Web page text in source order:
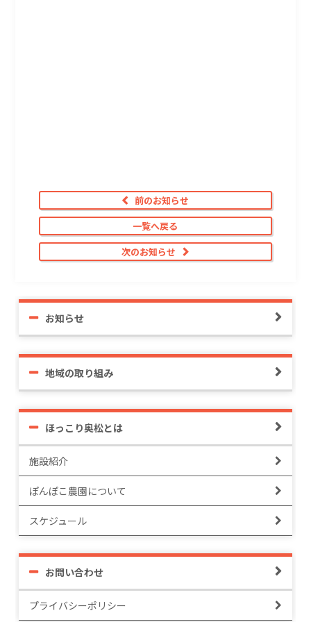
前のお知らせ
一覧へ戻る
次のお知らせ
お知らせ
地域の取り組み
ほっこり奥松とは
施設紹介
ぽんぽこ農園について
スケジュール
お問い合わせ
プライバシーポリシー